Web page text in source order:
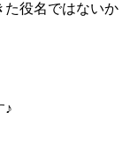
た役名ではないか
♪